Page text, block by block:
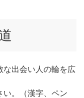
な出会い人の輪を広
い。（漢字、ペン